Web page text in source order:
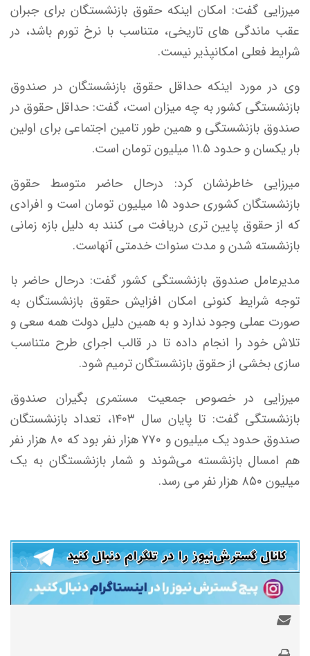
میرزایی گفت: امکان اینکه حقوق بازنشستگان برای جبران
عقب ماندگی های تاریخی، متناسب با نرخ تورم باشد، در
شرایط فعلی امکانپذیر نیست.
وی در مورد اینکه حداقل حقوق بازنشستگان در صندوق
بازنشستگی کشور به چه میزان است، گفت: حداقل حقوق در
صندوق بازنشستگی و همین طور تامین اجتماعی برای اولین
بار یکسان و حدود ۱۱.۵ میلیون تومان است.
میرزایی خاطرنشان کرد: درحال حاضر متوسط حقوق
بازنشستگان کشوری حدود ۱۵ میلیون تومان است و افرادی
که از حقوق پایین تری دریافت می کنند به دلیل بازه زمانی
بازنشسته شدن و مدت سنوات خدمتی آنهاست.
مدیرعامل صندوق بازنشستگی کشور گفت: درحال حاضر با
توجه شرایط کنونی امکان افزایش حقوق بازنشستگان به
صورت عملی وجود ندارد و به همین دلیل دولت همه سعی و
تلاش خود را انجام داده تا در قالب اجرای طرح متناسب
سازی بخشی از حقوق بازنشستگان ترمیم شود.
میرزایی در خصوص جمعیت مستمری بگیران صندوق
بازنشستگی گفت: تا پایان سال ۱۴۰۳، تعداد بازنشستگان
صندوق حدود یک میلیون و ۷۷۰ هزار نفر بود که ۸۰ هزار نفر
هم امسال بازنشسته می‌شوند و شمار بازنشستگان به یک
میلیون ۸۵۰ هزار نفر می رسد.